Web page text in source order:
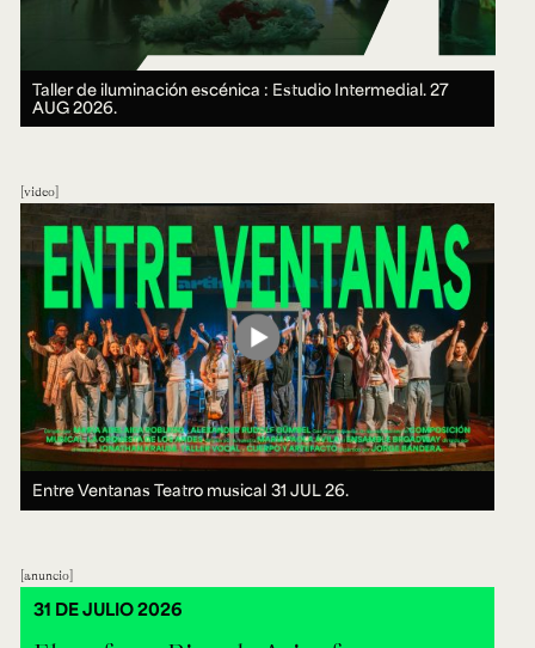
Taller de iluminación escénica : Estudio Intermedial.27
AUG 2026.
video
Entre Ventanas Teatro musical 31 JUL 26.
anuncio
31 DE JULIO 2026